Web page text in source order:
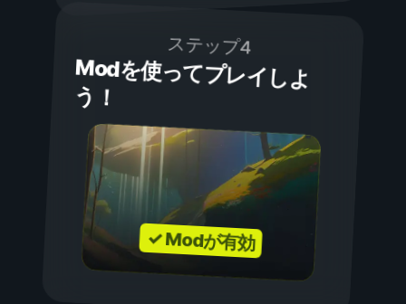
ステップ4
Modを使ってプレイしよ
う！
✓ Modが有効